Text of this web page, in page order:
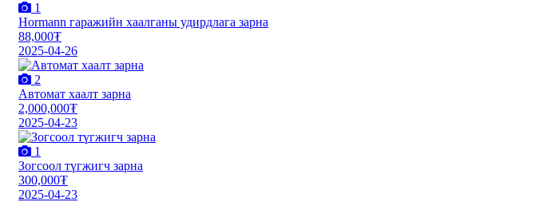
1
Hormann гаражийн хаалганы удирдлага зарна
88,000₮
2025-04-26
2
Автомат хаалт зарна
2,000,000₮
2025-04-23
1
Зогсоол түгжигч зарна
300,000₮
2025-04-23